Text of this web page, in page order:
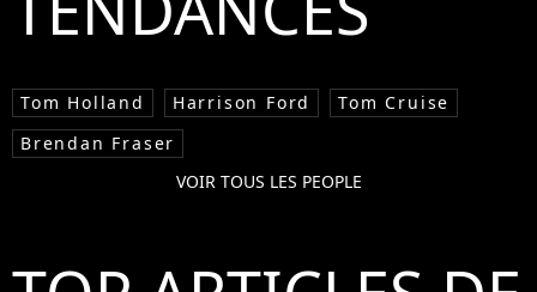
Tom Holland Harrison Ford
Tom Cruise
Brendan Fraser
VOIR TOUS LES PEOPLE